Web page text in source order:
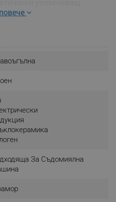
от тигана по време на
пръскането на
много по-лесни.
За Съдомиялна